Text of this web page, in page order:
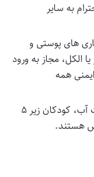
به سایر
های پوستی و
یا الکل، مجاز به ورود
همه
برای حفظ بهداشت آب، کودکان زیر ۵
هستند.